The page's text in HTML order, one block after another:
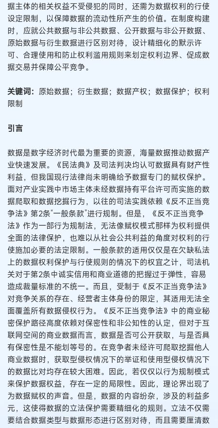
据主体的相关权益不受侵犯的同时，还需为数据权利的行使
设定限制，以保障数据的流动性所产生的价值。在制度构建
时，应就公共数据与非公共数据、公开数据与非公开数据、
原始数据与衍生数据进行区别对待，设计精细化的默示许
可、合理使用和防止权利滥用规则来划定权利边界、促成数
据交易并保障公平竞争。
关键词： 原始数据；衍生数据；数据产权；数据保护；权利
限制
引言
数据是数字经济时代最为重要的资源，海量数据推动数据产
业快速发展。《民法典》及司法判决均认可数据具有财产性
利益，但我国现行法律尚未明确给予数据专门的赋权保护。
面对产业实践中市场主体未经数据持有平台许可而实施的数
据爬取和数据挖掘行为，以往的司法实践依赖《反不正当竞
争法》第2条“一般条款”进行规制。但是，《反不正当竞争
法》作为一部行为规制法，无法像赋权模式那样为权利提供
全面的法律保护，也难以从社会公共利益的角度对权利的行
使施加必要的法定限制。一般条款的适用仅仅是在欠缺私法
上的数据权利保护与行使规则的情况下的权宜之计，司法机
关对于第2条中诚实信用和商业道德的把握过于弹性，容易
造成裁量标准的不统一。而且，受制于《反不正当竞争法》
对竞争关系的存在、经营者主体身份的限定，其适用无法全
面覆盖所有数据侵权行为。《反不正当竞争法》中的商业秘
密保护路径高度依赖对保密性和非公知性的认定，但对于互
联网空间的商业数据而言，数据是否可公开获取，与是否具
有保密性是不能划等号的。在竞争者未经许可爬取挖掘他人
商业数据时，获取型侵权情况下的举证和使用型侵权情况下
的数据比对均存在较大困难。因此，若仅仅以行为规制模式
来保护数据权益，存在一定的局限性。因此，理论界出现了
为数据赋权的声音。但是，数据的内容纷杂，涉及的利益多
元，这使得数据的立法保护需要精细化的规则。立法不仅需
要结合数据类型与数据形态进行区别对待，而且需要厘清数